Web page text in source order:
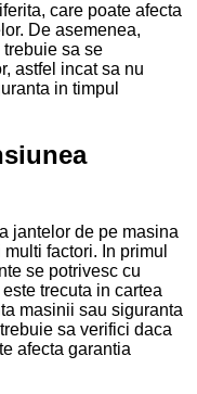
care poate afecta
De asemenea,
sa se
astfel incat sa nu
in timpul
jantelor de pe masina
factori. In primul
se potrivesc cu
trecuta in cartea
masinii sau siguranta
sa verifici daca
afecta garantia